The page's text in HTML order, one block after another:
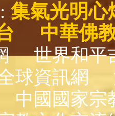
集氣光明心
中華佛
世界和平
球資訊網
中國國家宗